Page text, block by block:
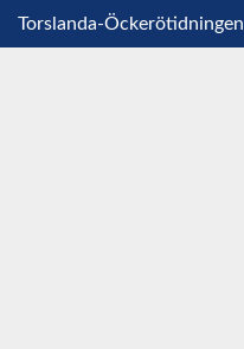
Torslanda-Öckerötidningen